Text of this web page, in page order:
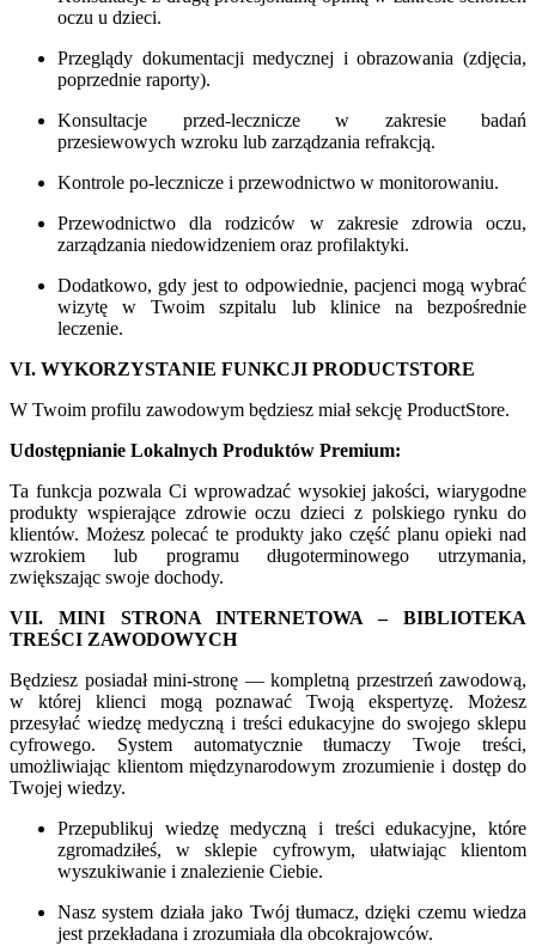
oczu u dzieci.
Przeglądy dokumentacji medycznej i obrazowania (zdjęcia,
poprzednie raporty).
Konsultacje przed-lecznicze w zakresie badań
przesiewowych wzroku lub zarządzania refrakcją.
Kontrole po-lecznicze i przewodnictwo w monitorowaniu.
Przewodnictwo dla rodziców w zakresie zdrowia oczu,
zarządzania niedowidzeniem oraz profilaktyki.
Dodatkowo, gdy jest to odpowiednie, pacjenci mogą wybrać
wizytę w Twoim szpitalu lub klinice na bezpośrednie
leczenie.
VI. WYKORZYSTANIE FUNKCJI PRODUCTSTORE
W Twoim profilu zawodowym będziesz miał sekcję ProductStore.
Udostępnianie Lokalnych Produktów Premium:
Ta funkcja pozwala Ci wprowadzać wysokiej jakości, wiarygodne
produkty wspierające zdrowie oczu dzieci z polskiego rynku do
klientów. Możesz polecać te produkty jako część planu opieki nad
wzrokiem lub programu długoterminowego utrzymania,
zwiększając swoje dochody.
VII. MINI STRONA INTERNETOWA – BIBLIOTEKA
TREŚCI ZAWODOWYCH
Będziesz posiadał mini-stronę — kompletną przestrzeń zawodową,
w której klienci mogą poznawać Twoją ekspertyzę. Możesz
przesyłać wiedzę medyczną i treści edukacyjne do swojego sklepu
cyfrowego. System automatycznie tłumaczy Twoje treści,
umożliwiając klientom międzynarodowym zrozumienie i dostęp do
Twojej wiedzy.
Przepublikuj wiedzę medyczną i treści edukacyjne, które
zgromadziłeś, w sklepie cyfrowym, ułatwiając klientom
wyszukiwanie i znalezienie Ciebie.
Nasz system działa jako Twój tłumacz, dzięki czemu wiedza
jest przekładana i zrozumiała dla obcokrajowców.